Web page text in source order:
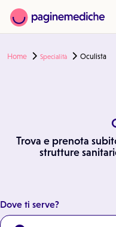
Home Specialità Oculista
Trova e prenota
strutture
Dove ti serve?